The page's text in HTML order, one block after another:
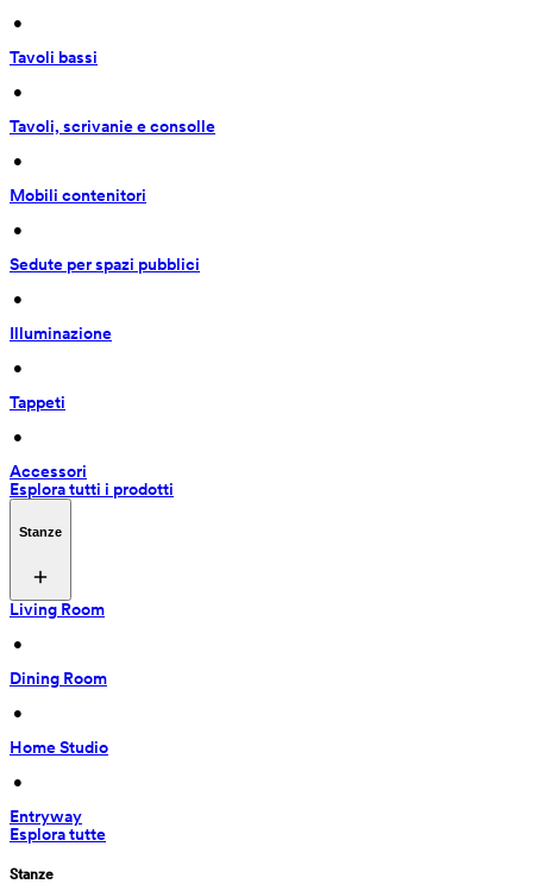
•
Tavoli bassi
•
Tavoli, scrivanie e consolle
•
Mobili contenitori
•
Sedute per spazi pubblici
•
Illuminazione
•
Tappeti
•
Accessori
Esplora tutti i prodotti
Stanze
Living Room
•
Dining Room
•
Home Studio
•
Entryway
Esplora tutte
Stanze